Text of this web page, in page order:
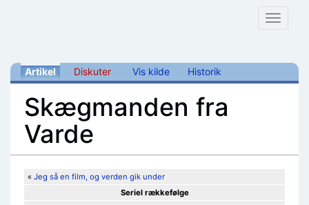
Toggle
Artikel Diskuter Vis kilde Historik
Skægmanden fra
Varde
« Jeg så en film, og verden gik under
Seriel rækkefølge